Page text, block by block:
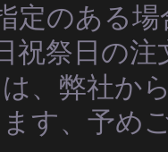
定のある
祝祭日の
、弊社か
す、予め